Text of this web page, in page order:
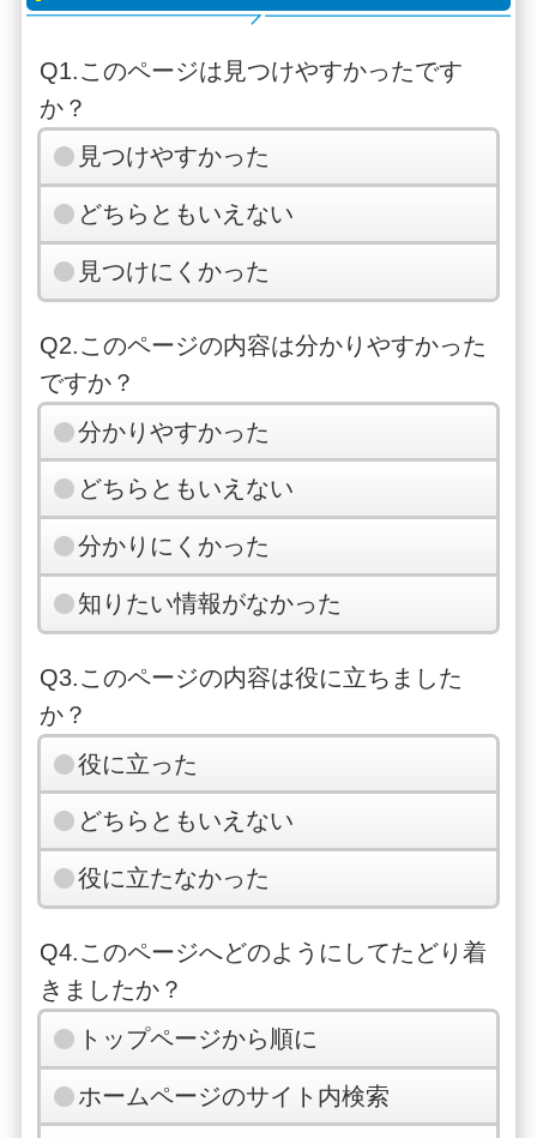
Q1.このページは見つけやすかったです
か？
見つけやすかった
どちらともいえない
見つけにくかった
Q2.このページの内容は分かりやすかった
ですか？
分かりやすかった
どちらともいえない
分かりにくかった
知りたい情報がなかった
Q3.このページの内容は役に立ちました
か？
役に立った
どちらともいえない
役に立たなかった
Q4.このページへどのようにしてたどり着
きましたか？
トップページから順に
ホームページのサイト内検索